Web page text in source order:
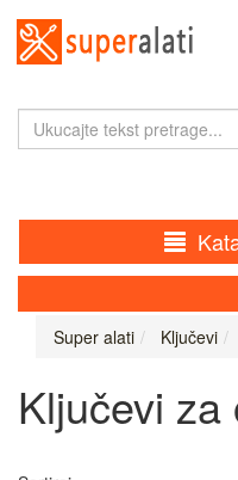
Super alati Ključevi
Ključevi za